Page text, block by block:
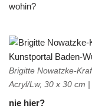
wohin?
Brigitte Nowatzke-
Acryl/Lw, 30 x 30 cm
nie hier?